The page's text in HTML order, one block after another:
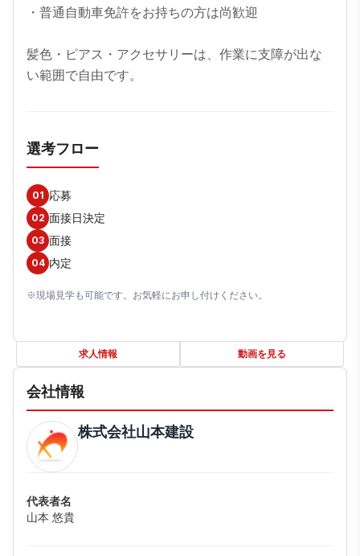
・普通自動車免許をお持ちの方は尚歓迎
髪色・ピアス・アクセサリーは、作業に支障が出な
い範囲で自由です。
選考フロー
01 応募
02 面接日決定
03 面接
04 内定
※現場見学も可能です。お気軽にお申し付けください。
求人情報 動画を見る
会社情報
株式会社山本建設
代表者名
山本 悠貴